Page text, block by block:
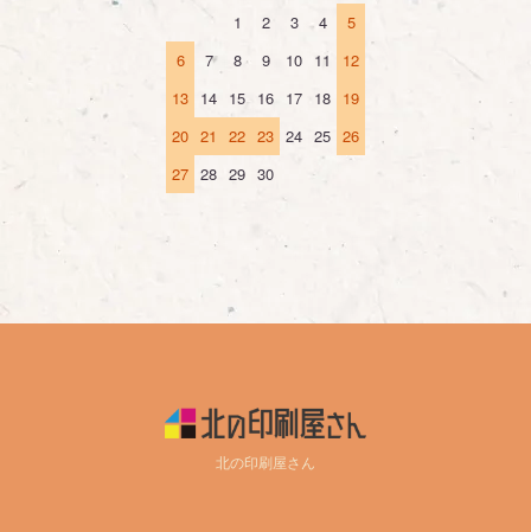
1
2 3 4
5
6
7 8 9 10 11
12
13 14 15 16 17 18 19
20 21 22 23 24 25 26
27 28 29 30
北の印刷屋さん